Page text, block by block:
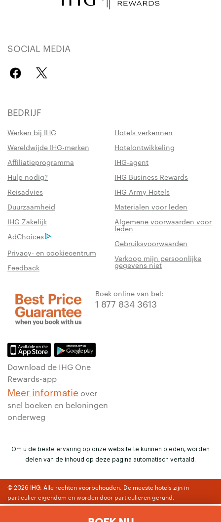
SOCIAL MEDIA
BEDRIJF
Werken bij IHG
Hotels verkennen
Wereldwijde IHG-merken
Hotelontwikkeling
Affiliatieprogramma
IHG-agent
Hulp nodig?
IHG Business Rewards
Reisadvies
IHG Army Hotels
Duurzaamheid
Materialen voor leden
IHG Zakelijk
Algemene voorwaarden voor
leden
AdChoices
Gebruiksvoorwaarden
Privacy- en cookiecentrum
Verkoop mijn persoonlijke
gegevens niet
Feedback
Boek online van bel:
1 877 834 3613
Download de IHG One
Rewards-app
Meer informatie over
snel boeken en beloningen
onderweg
Om u de beste ervaring op onze website te kunnen bieden, worden
delen van de inhoud op deze pagina automatisch vertaald.
© 2026 IHG. Alle rechten voorbehouden. De meeste hotels zijn in
particulier eigendom en worden door particulieren gerund.